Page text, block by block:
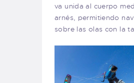
va unida al cuerpo
arnés, permitiendo
sobre las olas con la